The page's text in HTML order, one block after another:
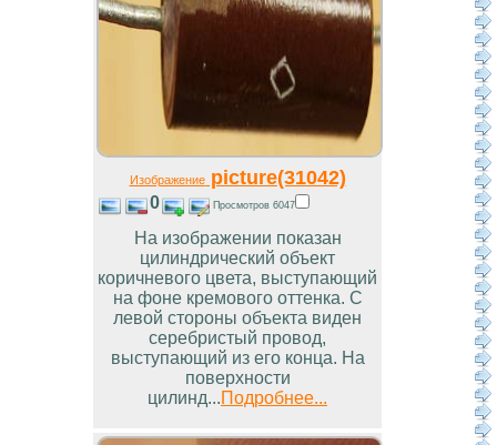
Изображениеpicture(31042)
0 Просмотров 6047
На изображении показан
цилиндрический объект
коричневого цвета, выступающий
на фоне кремового оттенка. С
левой стороны объекта виден
серебристый провод,
выступающий из его конца. На
поверхности
цилинд...Подробнее...